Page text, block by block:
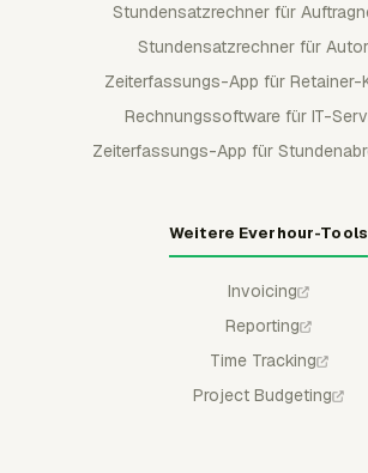
Stundensatzrechner für
Stundensatzrechner für
Zeiterfassungs-App für Retainer-
Rechnungssoftware für IT-
Zeiterfassungs-App für
Weitere Everhour-Tools
Invoicing
Reporting
Time Tracking
Project Budgeting